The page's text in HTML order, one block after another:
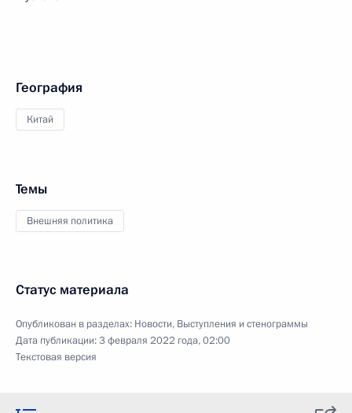
География
Китай
Темы
Внешняя политика
Статус материала
Опубликован в разделах: Новости, Выступления и стенограммы
Дата публикации:3 февраля 2022 года, 02:00
Текстовая версия